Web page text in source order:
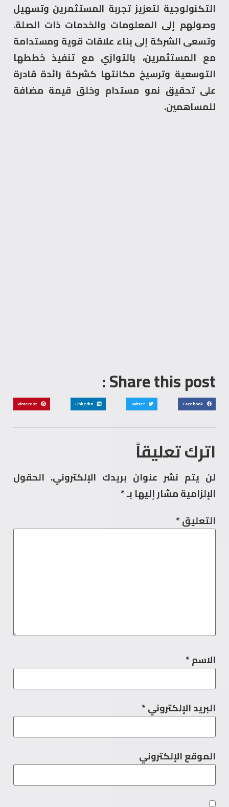
التكنولوجية لتعزيز تجربة المستثمرين وتسهيل
وصولهم إلى المعلومات والخدمات ذات الصلة.
وتسعى الشركة إلى بناء علاقات قوية ومستدامة
مع المستثمرين، بالتوازي مع تنفيذ خططها
التوسعية وترسيخ مكانتها كشركة رائدة قادرة
على تحقيق نمو مستدام وخلق قيمة مضافة
للمساهمين.
Share this post :
Facebook
Twitter
LinkedIn
Pinterest
اترك تعليقاً
لن يتم نشر عنوان بريدك الإلكتروني. الحقول
الإلزامية مشار إليها بـ *
التعليق*
الاسم*
البريد الإلكتروني*
الموقع الإلكتروني